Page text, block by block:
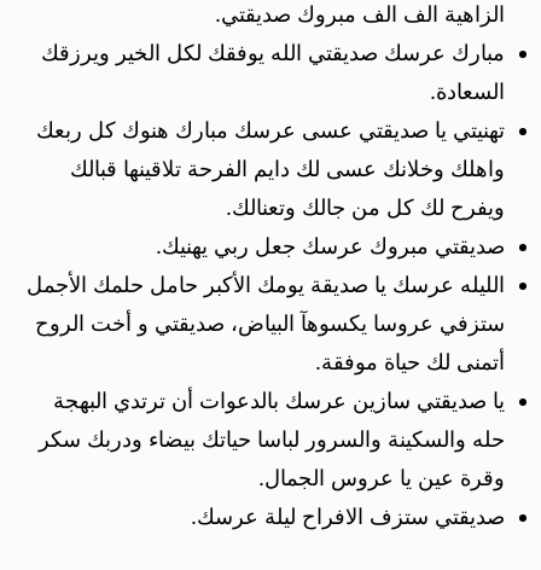
الزاهية الف الف مبروك صديقتي.
مبارك عرسك صديقتي الله يوفقك لكل الخير ويرزقك
السعادة.
تهنيتي يا صديقتي عسى عرسك مبارك هنوك كل ربعك
واهلك وخلانك عسى لك دايم الفرحة تلاقينها قبالك
ويفرح لك كل من جالك وتعنالك.
صديقتي مبروك عرسك جعل ربي يهنيك.
الليله عرسك يا صديقة يومك الأكبر حامل حلمك الأجمل
ستزفي عروسا يكسوهآ البياض، صديقتي و أخت الروح
أتمنى لك حياة موفقة.
يا صديقتي سازين عرسك بالدعوات أن ترتدي البهجة
حله والسكينة والسرور لباسا حياتك بيضاء ودربك سكر
وقرة عين يا عروس الجمال.
صديقتي ستزف اﻻفراح ليلة عرسك.